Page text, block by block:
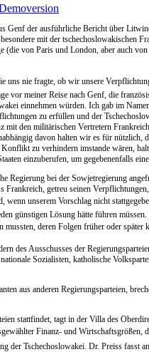
Genf der ausführliche Bericht über
mit der tschechoslowakischen
von Paris und London, aber auch
uns nie fragte, ob wir unsere
vor meiner Reise nach Genf, die
einnehmen würden. Ich gab im
zu erfüllen und der
den militärischen Vertretern
davon halten wir es für
zu verhindern imstande wären,
einzuberufen, um gegebenenfalls
Regierung bei der Sowjetregierung
getreu seinen
unserem Vorschlag nicht
günstigen Lösung hätte führen
deren Folgen früher oder später
des Ausschusses der
Sozialisten, katholische
aus anderen Regierungsparteien,
stattfindet, tagt in der Villa des
Finanz- und Wirtschaftsgrößen,
der Tschechoslowakei. Dr. Preiss fasst